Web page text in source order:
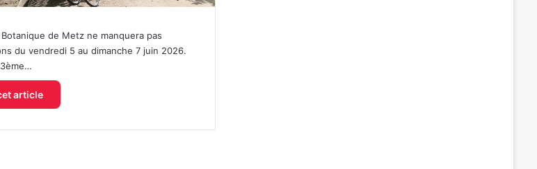
de Metz ne manquera pas
du vendredi 5 au dimanche 7 juin 2026.
article